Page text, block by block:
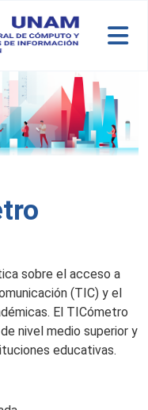
sobre el acceso a
(TIC) y el
El TICómetro
nivel medio superior y
educativas.